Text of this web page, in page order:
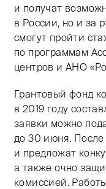
и получат
в России, но и за
смогут пройти
по программам
центров и АНО
Грантовый фонд
в 2019 году
заявки можно
до 30 июня. После
и предложат
а также очно
комиссией.